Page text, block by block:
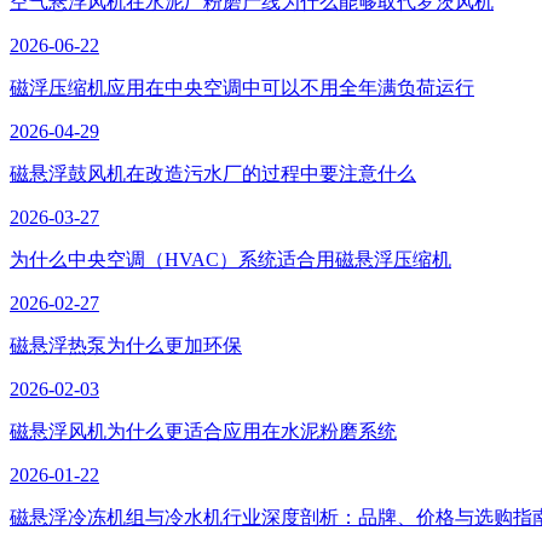
2026-06-22
磁浮压缩机应用在中央空调中可以不用全年满负荷运行
2026-04-29
磁悬浮鼓风机在改造污水厂的过程中要注意什么
2026-03-27
为什么中央空调（HVAC）系统适合用磁悬浮压缩机
2026-02-27
磁悬浮热泵为什么更加环保
2026-02-03
磁悬浮风机为什么更适合应用在水泥粉磨系统
2026-01-22
磁悬浮冷冻机组与冷水机行业深度剖析：品牌、价格与选购指